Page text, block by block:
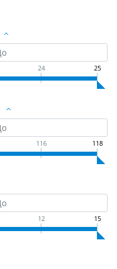
24 25
116 118
12 15